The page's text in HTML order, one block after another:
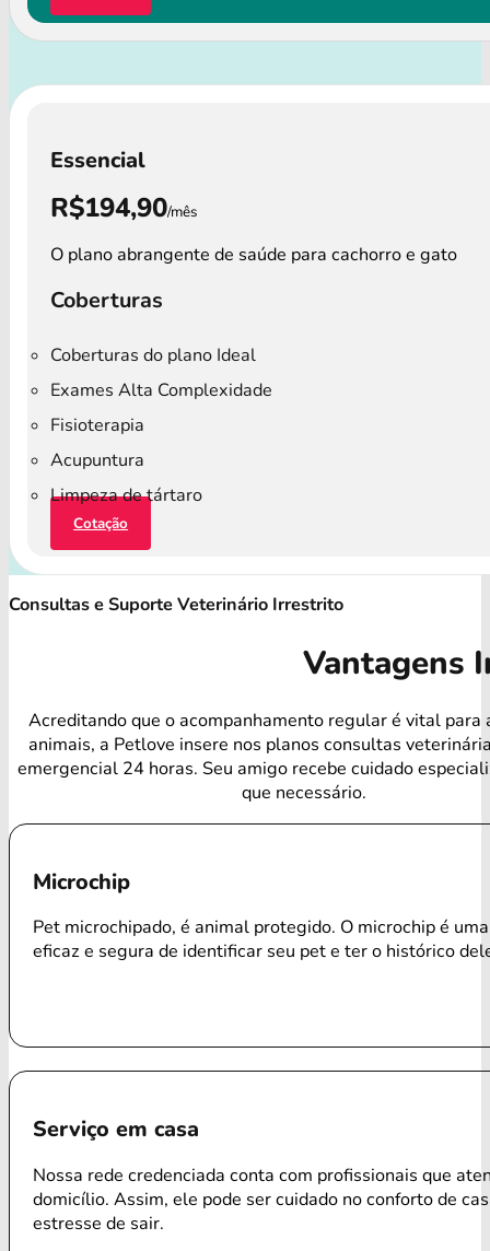
Essencial
R$194,90/mês
O plano abrangente de saúde para cachorro e gato
Coberturas
Coberturas do plano Ideal
Exames Alta Complexidade
Fisioterapia
Acupuntura
Limpeza de tártaro
Cotação
Consultas e Suporte Veterinário Irrestrito
Vantagens
Acreditando que o acompanhamento regular é vital para
animais, a Petlove insere nos planos consultas
emergencial 24 horas. Seu amigo recebe cuidado
que necessário.
Microchip
Pet microchipado, é animal protegido. O microchip é
eficaz e segura de identificar seu pet e ter o histórico
Serviço em casa
Nossa rede credenciada conta com profissionais que
domicílio. Assim, ele pode ser cuidado no conforto de
estresse de sair.